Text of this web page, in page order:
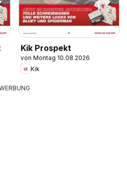
Kik Prospekt
von Montag 10.08.2026
Kik